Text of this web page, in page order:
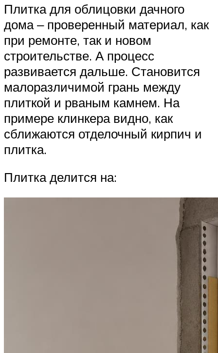
Плитка для облицовки дачного
дома ‒ проверенный материал, как
при ремонте, так и новом
строительстве. А процесс
развивается дальше. Становится
малоразличимой грань между
плиткой и рваным камнем. На
примере клинкера видно, как
сближаются отделочный кирпич и
плитка.
Плитка делится на: